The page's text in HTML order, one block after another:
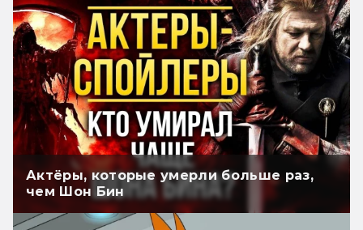
Актёры, которые умерли больше раз,
чем Шон Бин